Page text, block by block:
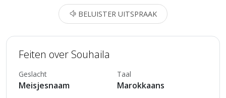
BELUISTER UITSPRAAK
Feiten over Souhaila
Geslacht
Meisjesnaam
Taal
Marokkaans